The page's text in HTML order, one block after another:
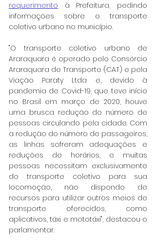
requerimento à Prefeitura, pedindo
informações sobre o transporte
coletivo urbano no município.
"O transporte coletivo urbano de
Araraquara é operado pelo Consórcio
Araraquara de Transporte (CAT) e pela
Viação Paraty Ltda e, devido à
pandemia de Covid-19, que teve início
no Brasil em março de 2020, houve
uma brusca redução do número de
pessoas circulando pela cidade. Com
a redução do número de passageiros,
as linhas sofreram adequações e
reduções de horários, e muitas
pessoas necessitam exclusivamente
do transporte coletivo para sua
locomoção, não dispondo de
recursos para utilizar outros meios de
transporte oferecidos, como
aplicativos, táxi e mototáxi", destacou o
parlamentar.